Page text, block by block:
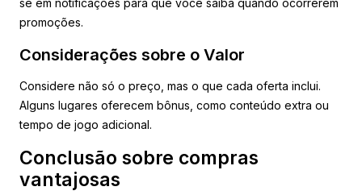
se em notificações para que você saiba quando ocorrerem
promoções.
Considerações sobre o Valor
Considere não só o preço, mas o que cada oferta inclui.
Alguns lugares oferecem bônus, como conteúdo extra ou
tempo de jogo adicional.
Conclusão sobre compras
vantajosas